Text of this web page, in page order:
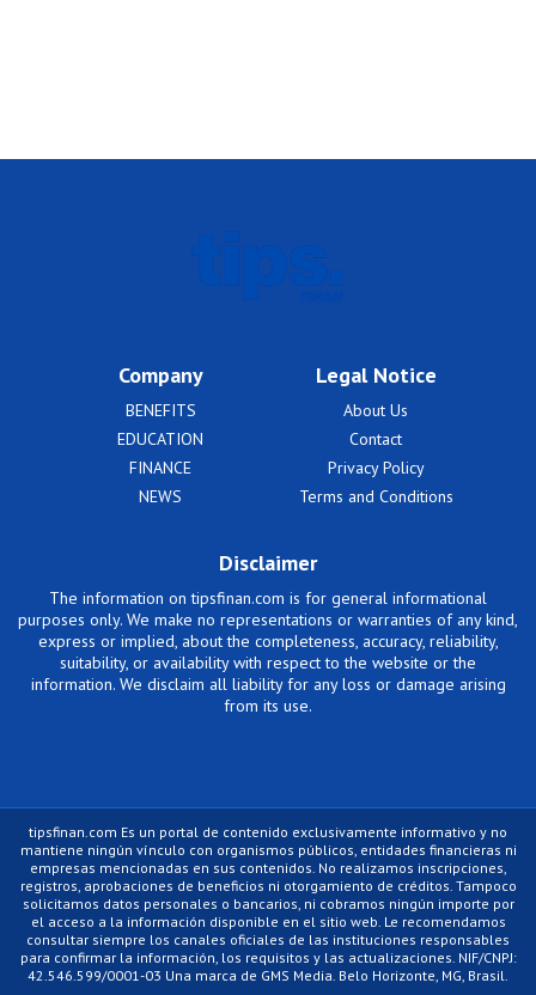
Company
BENEFITS
EDUCATION
FINANCE
NEWS
Legal Notice
About Us
Contact
Privacy Policy
Terms and Conditions
Disclaimer
The information on tipsfinan.com is for general informational
purposes only. We make no representations or warranties of any kind,
express or implied, about the completeness, accuracy, reliability,
suitability, or availability with respect to the website or the
information. We disclaim all liability for any loss or damage arising
from its use.
tipsfinan.com Es un portal de contenido exclusivamente informativo y no
mantiene ningún vínculo con organismos públicos, entidades financieras ni
empresas mencionadas en sus contenidos. No realizamos inscripciones,
registros, aprobaciones de beneficios ni otorgamiento de créditos. Tampoco
solicitamos datos personales o bancarios, ni cobramos ningún importe por
el acceso a la información disponible en el sitio web. Le recomendamos
consultar siempre los canales oficiales de las instituciones responsables
para confirmar la información, los requisitos y las actualizaciones. NIF/CNPJ:
42.546.599/0001-03 Una marca de GMS Media. Belo Horizonte, MG, Brasil.